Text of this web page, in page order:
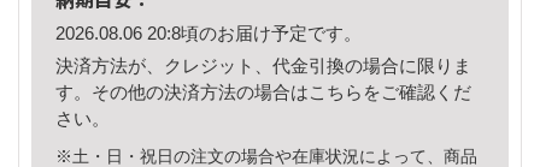
2026.08.06 20:8頃のお届け予定です。
決済方法が、クレジット、代金引換の場合に限りま
す。その他の決済方法の場合はこちら をご確認くだ
さい。
※土・日・祝日の注文の場合や在庫状況によって、商品